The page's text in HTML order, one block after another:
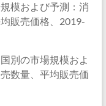
模および予測：消
販売価格、2019-
別の市場規模およ
数量、平均販売価